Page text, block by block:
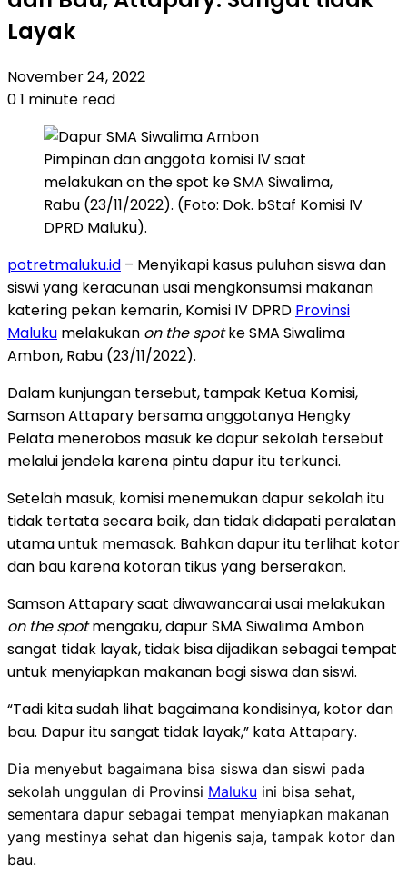
Layak
November 24, 2022
01 minute read
Pimpinan dan anggota komisi IV saat
melakukan on the spot ke SMA Siwalima,
Rabu (23/11/2022). (Foto: Dok. bStaf Komisi IV
DPRD Maluku).
potretmaluku.id – Menyikapi kasus puluhan siswa dan
siswi yang keracunan usai mengkonsumsi makanan
katering pekan kemarin, Komisi IV DPRD Provinsi
Maluku melakukan on the spotke SMA Siwalima
Ambon, Rabu (23/11/2022).
Dalam kunjungan tersebut, tampak Ketua Komisi,
Samson Attapary bersama anggotanya Hengky
Pelata menerobos masuk ke dapur sekolah tersebut
melalui jendela karena pintu dapur itu terkunci.
Setelah masuk, komisi menemukan dapur sekolah itu
tidak tertata secara baik, dan tidak didapati peralatan
utama untuk memasak. Bahkan dapur itu terlihat kotor
dan bau karena kotoran tikus yang berserakan.
Samson Attapary saat diwawancarai usai melakukan
on the spotmengaku, dapur SMA Siwalima Ambon
sangat tidak layak, tidak bisa dijadikan sebagai tempat
untuk menyiapkan makanan bagi siswa dan siswi.
“Tadi kita sudah lihat bagaimana kondisinya, kotor dan
bau. Dapur itu sangat tidak layak,” kata Attapary.
Dia menyebut bagaimana bisa siswa dan siswi pada
sekolah unggulan di Provinsi Maluku ini bisa sehat,
sementara dapur sebagai tempat menyiapkan makanan
yang mestinya sehat dan higenis saja, tampak kotor dan
bau.